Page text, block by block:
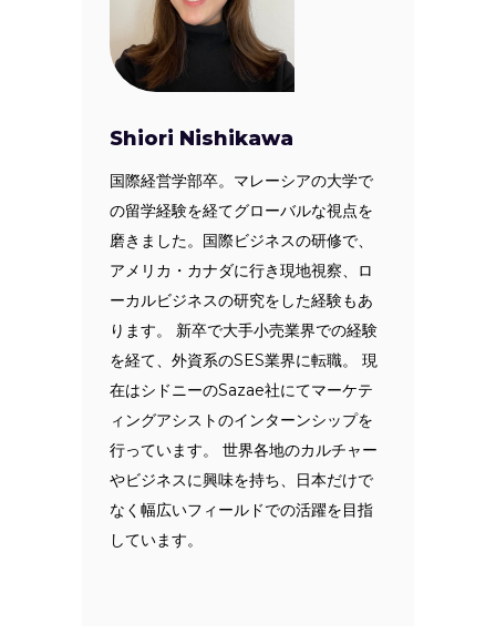
Shiori Nishikawa
国際経営学部卒。マレーシアの大学で
の留学経験を経てグローバルな視点を
磨きました。国際ビジネスの研修で、
アメリカ・カナダに行き現地視察、ロ
ーカルビジネスの研究をした経験もあ
ります。 新卒で大手小売業界での経験
を経て、外資系のSES業界に転職。 現
在はシドニーのSazae社にてマーケテ
ィングアシストのインターンシップを
行っています。 世界各地のカルチャー
やビジネスに興味を持ち、日本だけで
なく幅広いフィールドでの活躍を目指
しています。